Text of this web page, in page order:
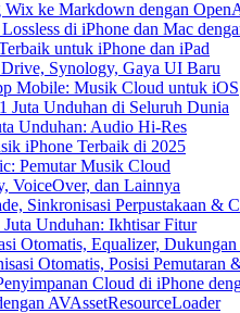
Wix ke Markdown dengan
di iPhone dan Mac
untuk iPhone dan iPad
Synology, Gaya UI Baru
Mobile: Musik Cloud untuk iOS
Juta Unduhan di Seluruh Dunia
Unduhan: Audio Hi-Res
iPhone Terbaik di 2025
Pemutar Musik Cloud
VoiceOver, dan Lainnya
Sinkronisasi Perpustakaan &
Unduhan: Ikhtisar Fitur
Otomatis, Equalizer,
Otomatis, Posisi Pemutaran
Cloud di iPhone
AVAssetResourceLoader